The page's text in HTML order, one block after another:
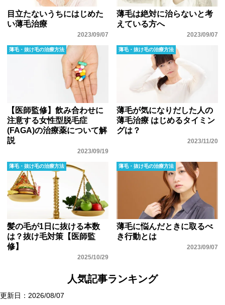
目立たないうちにはじめた
い薄毛治療
2023/09/07
薄毛は絶対に治らないと考
えている方へ
2023/09/07
薄毛・抜け毛の治療方法
【医師監修】飲み合わせに
注意する女性型脱毛症
(FAGA)の治療薬について解
説
2023/09/19
薄毛・抜け毛の治療方法
薄毛が気になりだした人の
薄毛治療 はじめるタイミン
グは？
2023/11/20
薄毛・抜け毛の治療方法
髪の毛が1日に抜ける本数
は？抜け毛対策【医師監
修】
2025/10/29
薄毛・抜け毛の治療方法
薄毛に悩んだときに取るべ
き行動とは
2023/09/07
人気記事ランキング
更新日：2026/08/07